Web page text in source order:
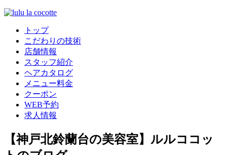
トップ
こだわりの技術
店舗情報
スタッフ紹介
ヘアカタログ
メニュー料金
クーポン
WEB予約
求人情報
【神戸北鈴蘭台の美容室】ルルココッ